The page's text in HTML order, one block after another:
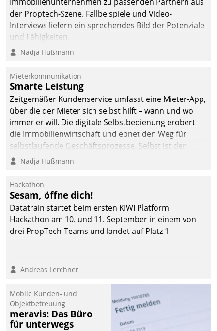
der Proptech-Szene. Fallbeispiele und Video-
Interviews liefern ein sprechendes Bild der Potenziale
und Fähigkeiten.
Nadja Hußmann
Mieterkommunikation
Smarte Leistung
Zeitgemäßer Kundenservice umfasst eine Mieter-App,
über die der Mieter sich selbst hilft – wann und wo
immer er will. Die digitale Selbstbedienung erobert
die Immobilienwirtschaft und ebnet den Weg für
selbstlaufende Geschäftsprozesse. Selbst ist der
Kunde und smart der Serviceanbieter.
Nadja Hußmann
Hackathon
Sesam, öffne dich!
Datatrain startet beim ersten KIWI Platform
Hackathon am 10. und 11. September in einem von
drei PropTech-Teams und landet auf Platz 1.
Andreas Lerchner
Mobile Kunden- und
Objektbetreuung
meravis: Das Büro
für unterwegs